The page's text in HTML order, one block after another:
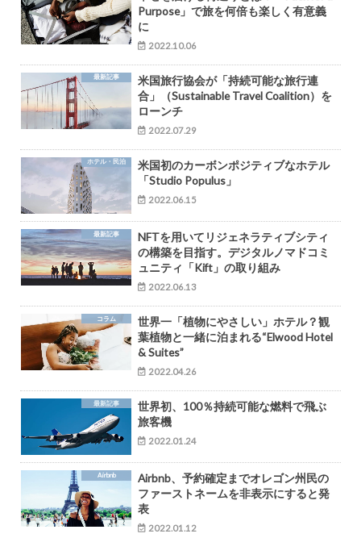
Purpose」で旅を何倍も楽しく有意義
に
2022.10.06
最新記事
米国旅行協会が「持続可能な旅行連
合」（Sustainable Travel Coalition）を
ローンチ
2022.07.29
ホテル・民泊
米国初のカーボンポジティブなホテル
「Studio Populus」
2022.06.15
最新記事
NFTを用いてリジェネラティブシティ
の構築を目指す。デジタルノマドコミ
ュニティ「Kift」の取り組み
2022.06.13
コラム
世界一「植物にやさしい」ホテル？観
葉植物と一緒に泊まれる“Elwood Hotel
& Suites”
2022.04.26
最新記事
世界初、100％持続可能な燃料で飛ぶ
旅客機
2022.01.24
Airbnb
Airbnb、予約確定までオレゴン州民の
ファーストネームを非表示にすると発
表
2022.01.12